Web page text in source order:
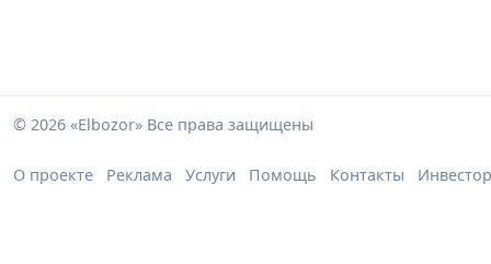
© 2026 «Elbozor» Все права защищены
О проекте Реклама Услуги Помощь Контакты